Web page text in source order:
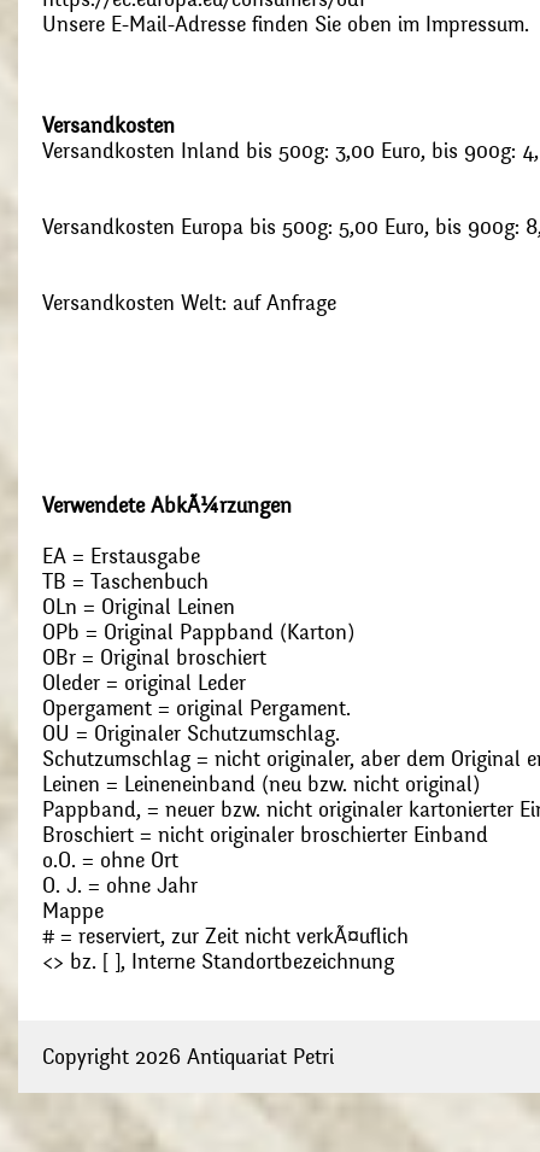
Unsere E-Mail-Adresse finden Sie oben im Impressum.
Versandkosten
Versandkosten Inland bis 500g: 3,00 Euro, bis 900g:
Versandkosten Europa bis 500g: 5,00 Euro, bis 900g:
Versandkosten Welt: auf Anfrage
Verwendete AbkÃ¼rzungen
EA = Erstausgabe
TB = Taschenbuch
OLn = Original Leinen
OPb = Original Pappband (Karton)
OBr = Original broschiert
Oleder = original Leder
Opergament = original Pergament.
OU = Originaler Schutzumschlag.
Schutzumschlag = nicht originaler, aber dem Original
Leinen = Leineneinband (neu bzw. nicht original)
Pappband, = neuer bzw. nicht originaler kartonierter
Broschiert = nicht originaler broschierter Einband
o.O. = ohne Ort
O. J. = ohne Jahr
Mappe
# = reserviert, zur Zeit nicht verkÃ¤uflich
<> bz. [ ], Interne Standortbezeichnung
Copyright 2026 Antiquariat Petri